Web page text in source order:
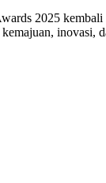
2025 kembali
inovasi,